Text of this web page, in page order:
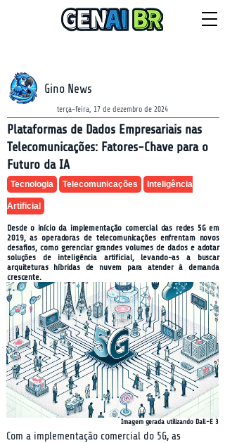
Gino News
terça-feira, 17 de dezembro de 2024
Plataformas de Dados Empresariais nas
Telecomunicações: Fatores-Chave para o
Futuro da IA
Tecnologia Telecomunicações Inteligência
Artificial
Desde o início da implementação comercial das redes 5G em
2019, as operadoras de telecomunicações enfrentam novos
desafios, como gerenciar grandes volumes de dados e adotar
soluções de inteligência artificial, levando-as a buscar
arquiteturas híbridas de nuvem para atender à demanda
crescente.
Imagem gerada utilizando Dall-E 3
Com a implementação comercial do 5G, as